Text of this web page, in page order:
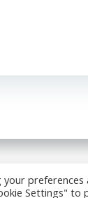
avec
preferences
Settings"